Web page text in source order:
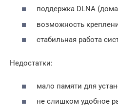
поддержка DLNA
возможность
стабильная работа
Недостатки:
мало памяти для
не слишком удобное